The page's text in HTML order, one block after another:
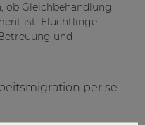
ob Gleichbehandlung
ist. Flüchtlinge
und
per se